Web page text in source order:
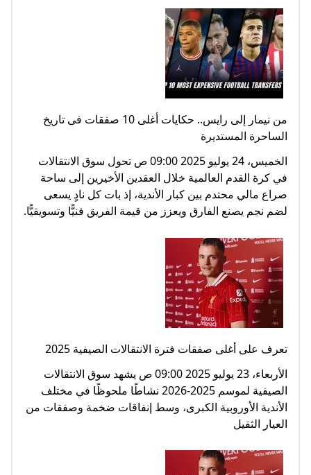
من نيمار إلى رايس.. حكايات أغلى 10 صفقات فى تاريخ
الساحرة المستديرة
الخميس، 24 يوليو 2025 09:00 ص تحول سوق الانتقالات
في كرة القدم العالمية خلال العقدين الأخيرين إلى ساحة
صراع مالي محتدم بين كبار الأندية، إذ بات كل نادٍ يسعى
لضم نجم يصنع الفارق ويعزز من قيمة الفريق فنيًّا وتسويقيًّا.
تعرف على أغلى صفقات فترة الانتقالات الصيفية 2025
الأربعاء، 23 يوليو 2025 09:00 ص يشهد سوق الانتقالات
الصيفية لموسم 2025-2026 نشاطًا ملحوظًا في مختلف
الأندية الأوروبية الكبرى، وسط إنفاقات ضخمة وصفقات من
العيار الثقيل